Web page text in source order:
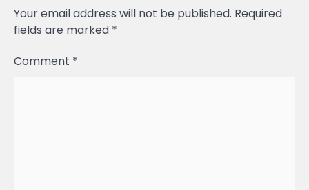
Your email address will not be published. Required
fields are marked *
Comment *